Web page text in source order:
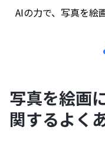
AIの力で、写真を絵
写真を絵画
関するよく